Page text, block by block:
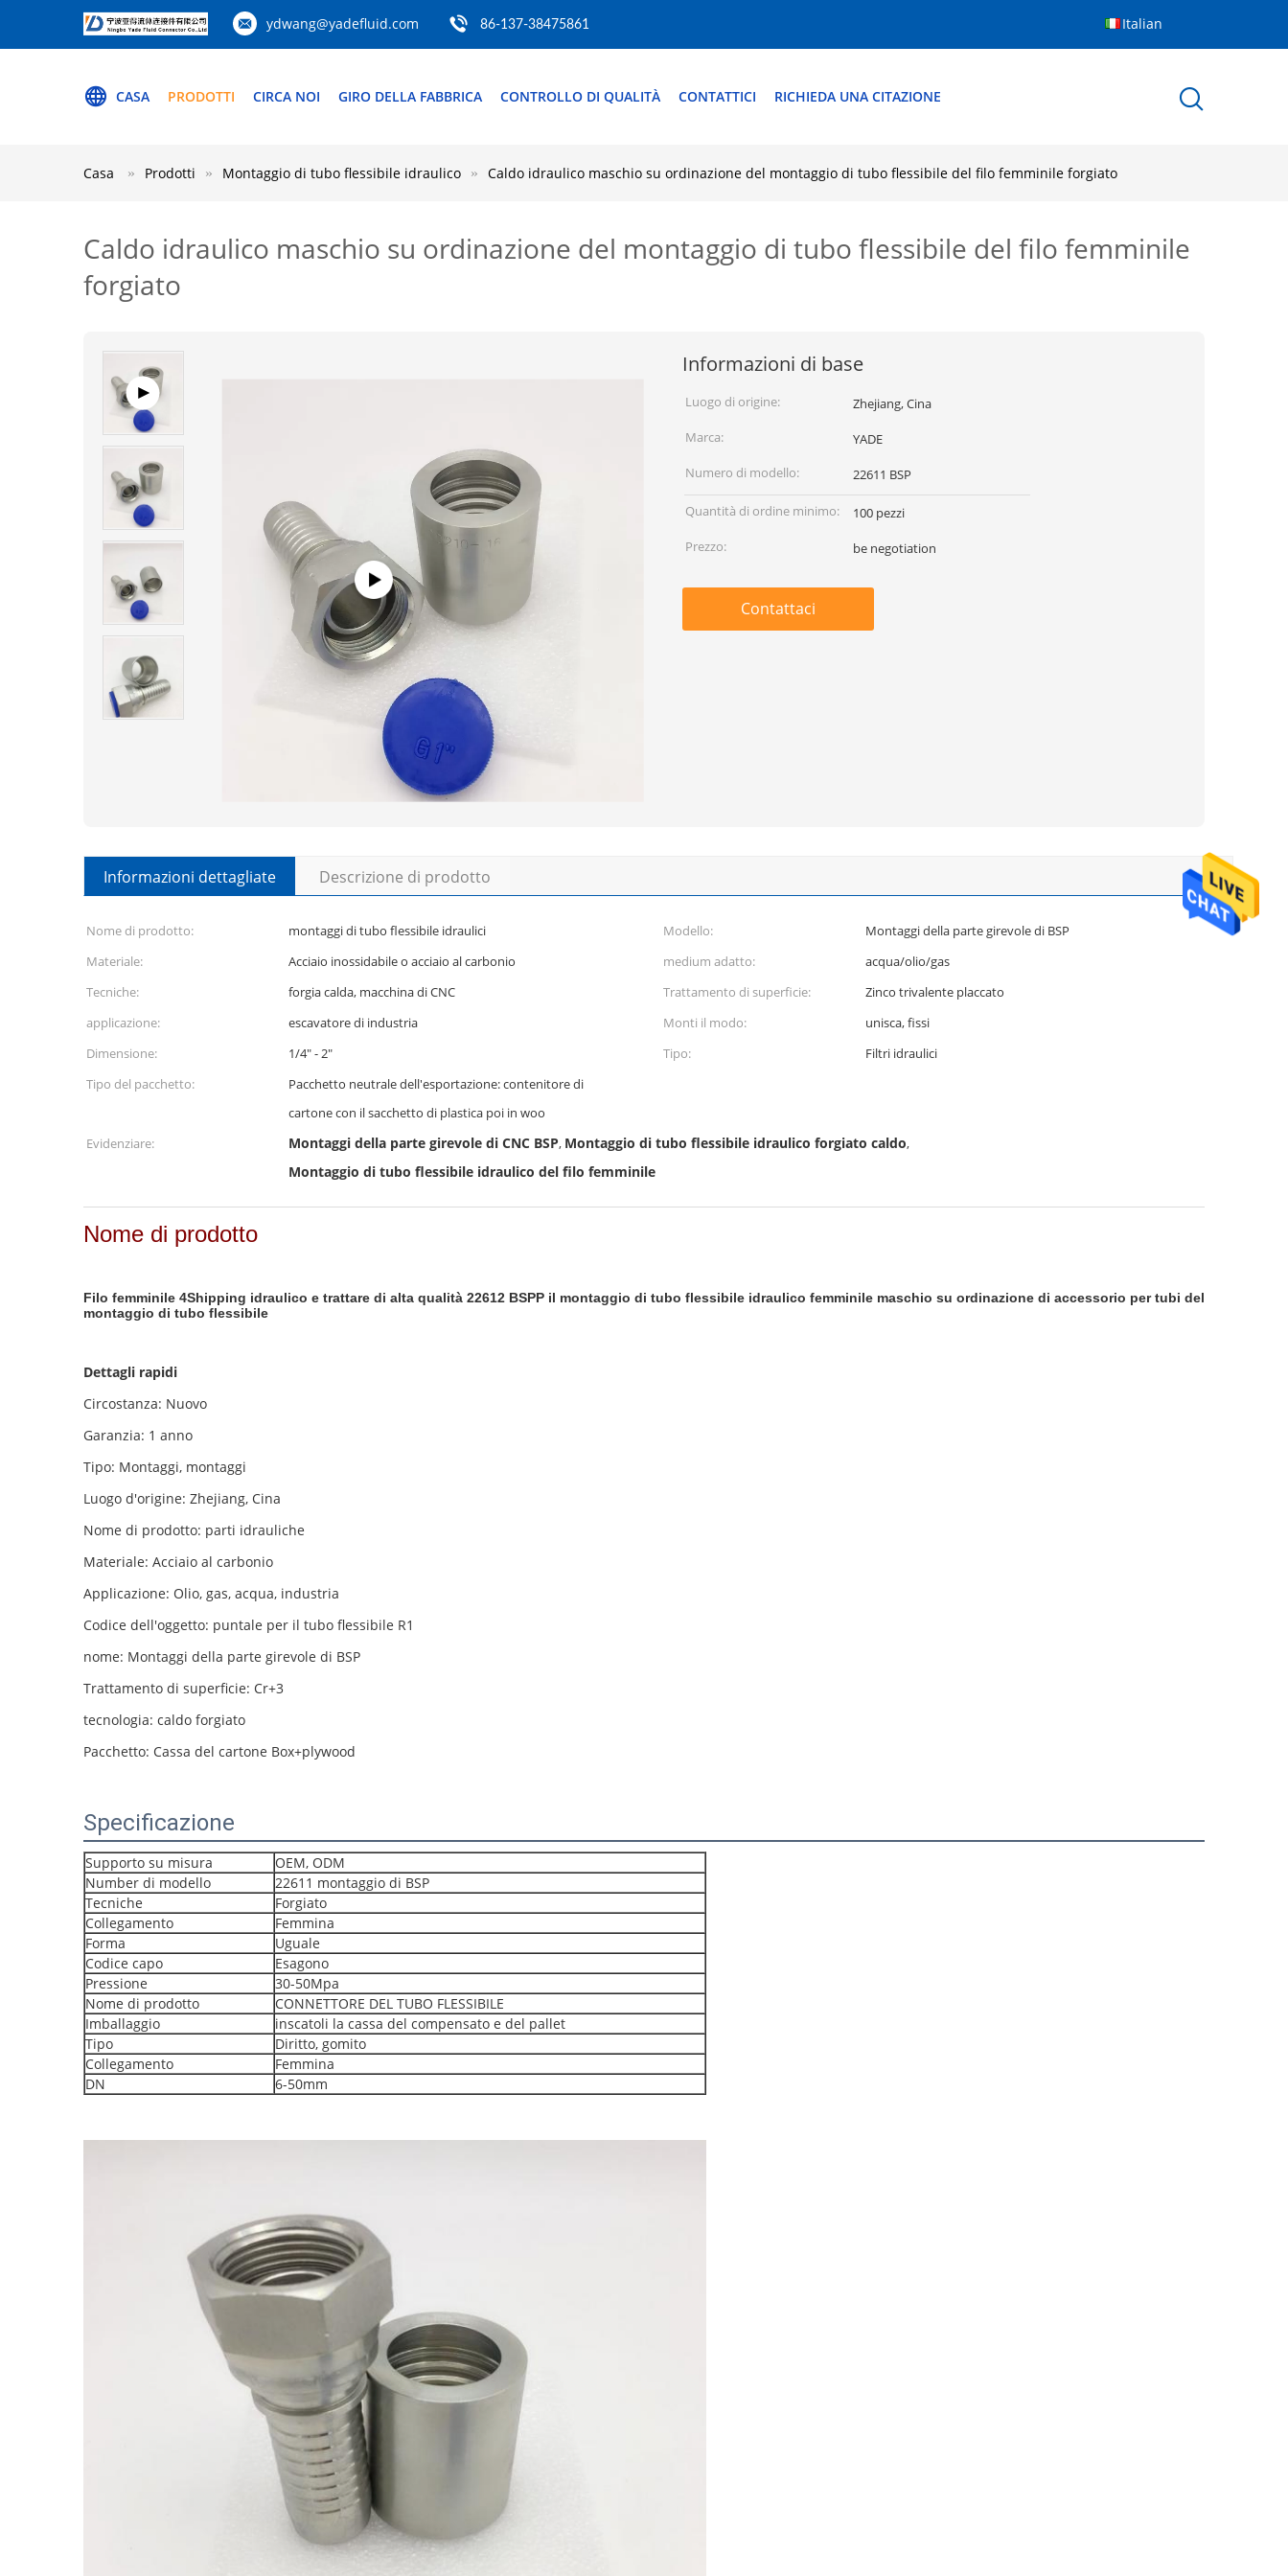
ydwang@yadefluid.com 86-137-38475861 Italian
CASA PRODOTTI CIRCA NOI GIRO DELLA FABBRICA CONTROLLO DI QUALITÀ CONTATTICI RICHIEDA UNA CITAZIONE
Casa Prodotti Montaggio di tubo flessibile idraulico Caldo idraulico maschio su ordinazione del montaggio di tubo flessibile del filo femminile forgiato
Caldo idraulico maschio su ordinazione del montaggio di tubo flessibile del filo femminile
forgiato
Informazioni di base
Luogo di origine:
Zhejiang, Cina
Marca:
YADE
Numero di modello:
22611 BSP
Quantità di ordine minimo:
100 pezzi
Prezzo:
be negotiation
Contattaci
Informazioni dettagliate Descrizione di prodotto
Nome di prodotto: montaggi di tubo flessibile idraulici Modello:
Montaggi della parte girevole di BSP
Materiale:
Acciaio inossidabile o acciaio al carbonio medium adatto:
acqua/olio/gas
Tecniche:
forgia calda, macchina di CNC Trattamento di superficie:
Zinco trivalente placcato
applicazione:
escavatore di industria Monti il modo:
unisca, fissi
Dimensione:
1/4" - 2" Tipo:
Filtri idraulici
Tipo del pacchetto:
Pacchetto neutrale dell'esportazione: contenitore di
cartone con il sacchetto di plastica poi in woo
Evidenziare:
Montaggi della parte girevole di CNC BSP, Montaggio di tubo flessibile idraulico forgiato caldo,
Montaggio di tubo flessibile idraulico del filo femminile
Nome di prodotto
Filo femminile 4Shipping idraulico e trattare di alta qualità 22612 BSPP il montaggio di tubo flessibile idraulico femminile maschio su ordinazione di accessorio per tubi del
montaggio di tubo flessibile
Dettagli rapidi
Circostanza: Nuovo
Garanzia: 1 anno
Tipo: Montaggi, montaggi
Luogo d'origine: Zhejiang, Cina
Nome di prodotto: parti idrauliche
Materiale: Acciaio al carbonio
Applicazione: Olio, gas, acqua, industria
Codice dell'oggetto: puntale per il tubo flessibile R1
nome: Montaggi della parte girevole di BSP
Trattamento di superficie: Cr+3
tecnologia: caldo forgiato
Pacchetto: Cassa del cartone Box+plywood
Specificazione
Supporto su misura
OEM, ODM
Number di modello
22611 montaggio di BSP
Tecniche
Forgiato
Collegamento
Femmina
Forma
Uguale
Codice capo
Esagono
Pressione
30-50Mpa
Nome di prodotto
CONNETTORE DEL TUBO FLESSIBILE
Imballaggio
inscatoli la cassa del compensato e del pallet
Tipo
Diritto, gomito
Collegamento
Femmina
DN
6-50mm